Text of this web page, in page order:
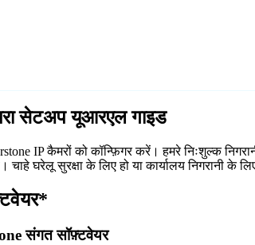
सेटअप यूआरएल गाइड
IP कैमरों को कॉन्फ़िगर करें। हमरे निःशुल्क
घरेलू सुरक्षा के लिए हो या कार्यालय निगरानी के
संगत सॉफ़्टवेयर